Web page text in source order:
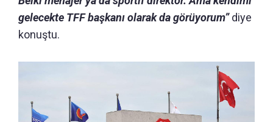
gelecekte TFF başkanı olarak da görüyorum”diye
konuştu.